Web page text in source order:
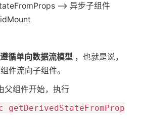
—> 异步子组件
循单向数据流模型 ，也就是说，
件流向子组件。
父组件开始，执行